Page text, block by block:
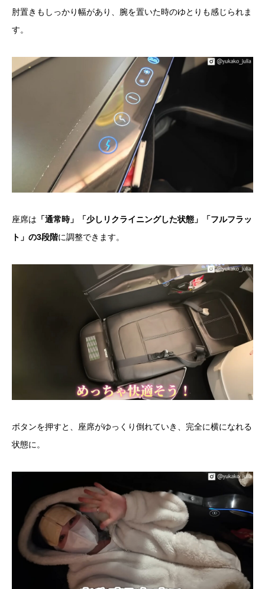
肘置きもしっかり幅があり、腕を置いた時のゆとりも感じられま
す。
座席は 「通常時」「少しリクライニングした状態」「フルフラッ
ト」の3段階に調整できます。
ボタンを押すと、座席がゆっくり倒れていき、完全に横になれる
状態に。